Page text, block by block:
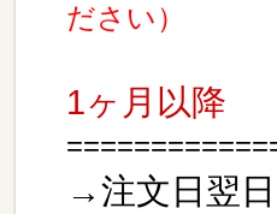
ださい）
1ヶ月以降
→注文日翌